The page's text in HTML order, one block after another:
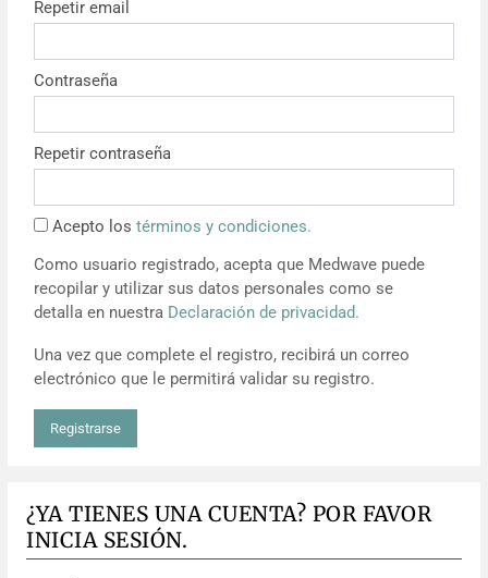
Noticias
Repetir email
Contraseña
Repetir contraseña
Acepto los términos y condiciones.
Como usuario registrado, acepta que Medwave puede
recopilar y utilizar sus datos personales como se
detalla en nuestra Declaración de privacidad.
Una vez que complete el registro, recibirá un correo
electrónico que le permitirá validar su registro.
Registrarse
¿YA TIENES UNA CUENTA? POR FAVOR
INICIA SESIÓN.